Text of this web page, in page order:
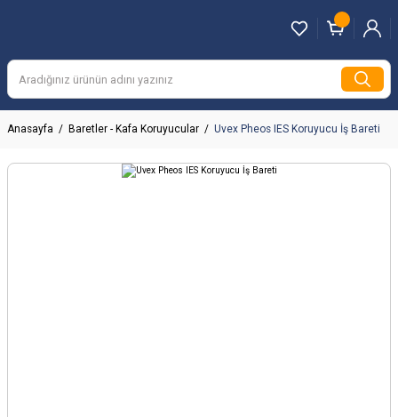
Anasayfa Baretler - Kafa Koruyucular Uvex Pheos IES Koruyucu İş Bareti